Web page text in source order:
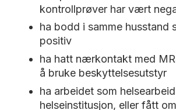
kontrollprøver har vært
ha bodd i samme husstand
positiv
ha hatt nærkontakt med
å bruke beskyttelsesutstyr
ha arbeidet som
helseinstitusjon, eller fått